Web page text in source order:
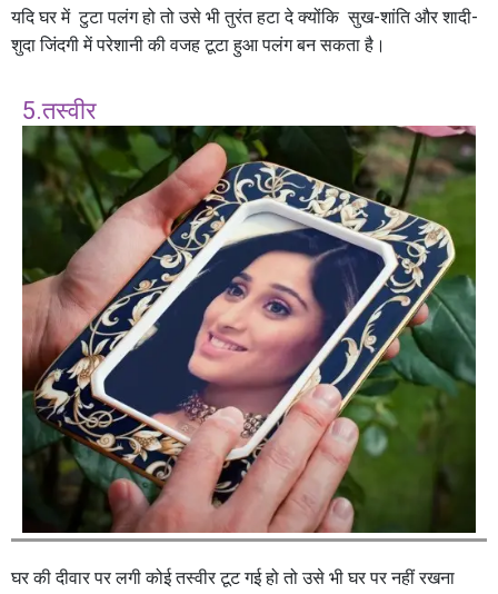
यदि घर में टुटा पलंग हो तो उसे भी तुरंत हटा दे क्योंकि सुख-शांति और शादी-
शुदा जिंदगी में परेशानी की वजह टूटा हुआ पलंग बन सकता है।
5.तस्वीर
घर की दीवार पर लगी कोई तस्वीर टूट गई हो तो उसे भी घर पर नहीं रखना